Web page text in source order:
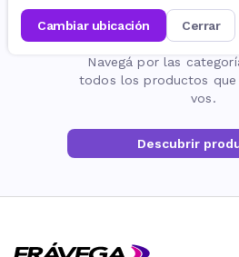
cambiar ubicación cerrar
La página no
Navegá por las
todos los productos que
vos.
Descubrir